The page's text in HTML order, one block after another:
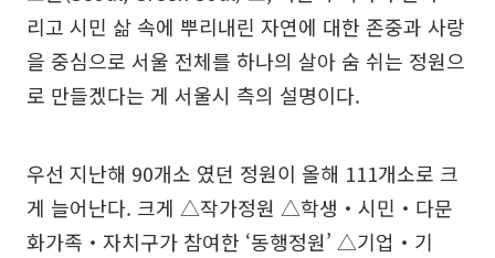
리고 시민 삶 속에 뿌리내린 자연에 대한 존중과 사랑
을 중심으로 서울 전체를 하나의 살아 숨 쉬는 정원으
로 만들겠다는 게 서울시 측의 설명이다.
우선 지난해 90개소 였던 정원이 올해 111개소로 크
게 늘어난다. 크게 △작가정원 △학생‧시민‧다문
화가족‧자치구가 참여한 ‘동행정원’ △기업‧기